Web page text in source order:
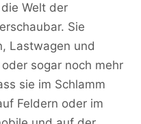
Welt der
Sie
Lastwagen und
sogar noch mehr
sie im Schlamm
Feldern oder im